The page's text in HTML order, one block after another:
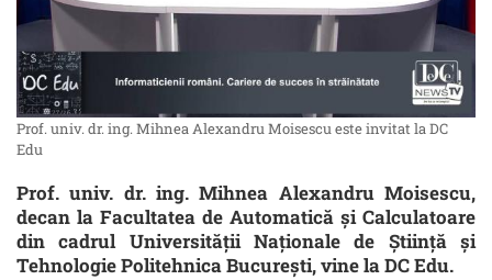
Prof. univ. dr. ing. Mihnea Alexandru Moisescu este invitat la DC
Edu
Prof. univ. dr. ing. Mihnea Alexandru Moisescu,
decan la Facultatea de Automatică și Calculatoare
din cadrul Universității Naționale de Știință și
Tehnologie Politehnica București, vine la DC Edu.